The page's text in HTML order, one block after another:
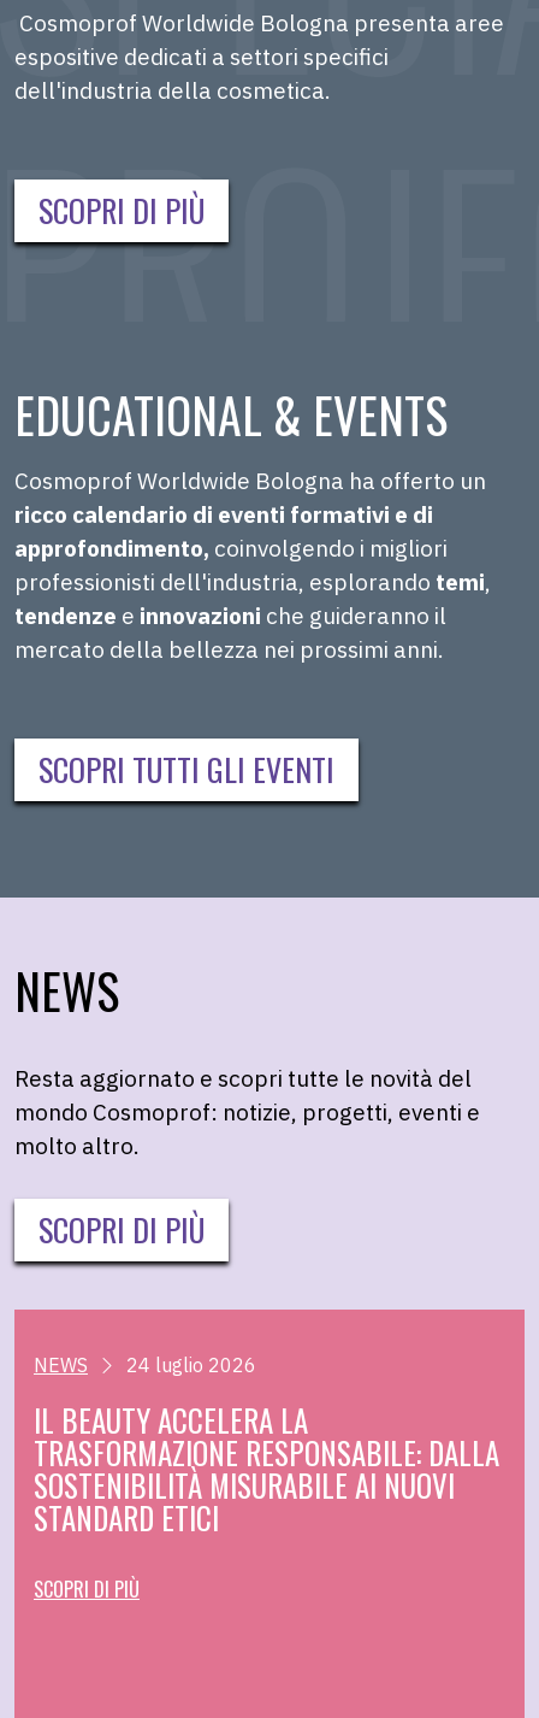
Cosmoprof Worldwide Bologna presenta aree
espositive dedicati a settori specifici
dell'industria della cosmetica.
SCOPRI DI PIÙ
EDUCATIONAL & EVENTS
Cosmoprof Worldwide Bologna ha offerto un
ricco calendario di eventi formativi e di
approfondimento, coinvolgendo i migliori
professionisti dell'industria, esplorando temi,
tendenze e innovazioni che guideranno il
mercato della bellezza nei prossimi anni.
SCOPRI TUTTI GLI EVENTI
NEWS
Resta aggiornato e scopri tutte le novità del
mondo Cosmoprof: notizie, progetti, eventi e
molto altro.
SCOPRI DI PIÙ
NEWS 24 luglio 2026
IL BEAUTY ACCELERA LA
TRASFORMAZIONE RESPONSABILE: DALLA
SOSTENIBILITÀ MISURABILE AI NUOVI
STANDARD ETICI
SCOPRI DI PIÙ